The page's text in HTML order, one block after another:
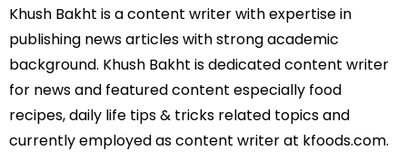
Khush Bakht is a content writer with expertise in
publishing news articles with strong academic
background. Khush Bakht is dedicated content writer
for news and featured content especially food
recipes, daily life tips & tricks related topics and
currently employed as content writer at kfoods.com.